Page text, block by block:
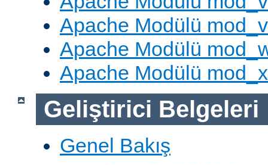
Apache Modülü
Apache Modülü
Apache Modülü
Geliştirici Belgeleri
Genel Bakış